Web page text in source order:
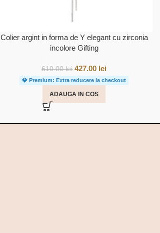
Colier argint in forma de Y elegant cu zirconia
incolore Gifting
610.00lei 427.00 lei
💎 Premium: Extra reducere la checkout
ADAUGA IN COS